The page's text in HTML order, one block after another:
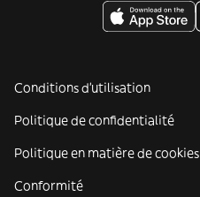
Conditions d'utilisation
Politique de confidentialité
Politique en matière de cookies
Conformité